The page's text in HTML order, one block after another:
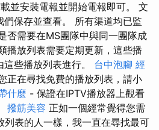
並安裝電報並開始電報即可。 文
保存並查看。 所有渠道均已監
否需要在MS團隊中與同一團隊成
播放列表需要定期更新，這些播
些播放列表進行。 台中泡腳 經
正在尋找免費的播放列表，請小
什麼 - 保證在IPTV播放器上觀看
撥筋美容 正如一個經常覺得您需
列表的人一樣，我一直在尋找最可